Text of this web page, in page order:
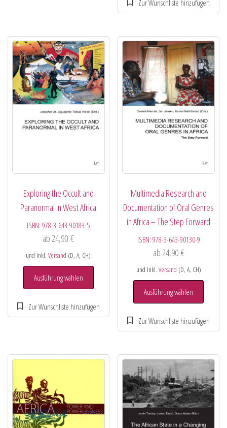
Exploring the Occult and
Paranormal in West Africa
ISBN:978-3-643-90183-5
ab 24,90€
und inkl.Versand (D, A, CH)
Ausführung wählen
Multimedia Research and
Documentation of Oral Genres
in Africa – The Step Forward
ISBN: 978-3-643-90130-9
ab 24,90 €
und inkl. Versand (D, A, CH)
Ausführung wählen